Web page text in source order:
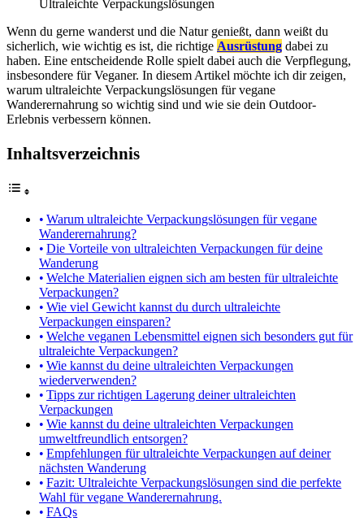
Ultraleichte Verpackungslösungen
Wenn du gerne wanderst und die Natur genießt, dann weißt du
sicherlich, wie wichtig es ist, die richtige Ausrüstung dabei zu
haben. Eine entscheidende Rolle spielt dabei auch die Verpflegung,
insbesondere für Veganer. In diesem Artikel möchte ich dir zeigen,
warum ultraleichte Verpackungslösungen für vegane
Wanderernahrung so wichtig sind und wie sie dein Outdoor-
Erlebnis verbessern können.
Inhaltsverzeichnis
Warum ultraleichte Verpackungslösungen für vegane
Wanderernahrung?
Die Vorteile von ultraleichten Verpackungen für deine
Wanderung
Welche Materialien eignen sich am besten für ultraleichte
Verpackungen?
Wie viel Gewicht kannst du durch ultraleichte
Verpackungen einsparen?
Welche veganen Lebensmittel eignen sich besonders gut für
ultraleichte Verpackungen?
Wie kannst du deine ultraleichten Verpackungen
wiederverwenden?
Tipps zur richtigen Lagerung deiner ultraleichten
Verpackungen
Wie kannst du deine ultraleichten Verpackungen
umweltfreundlich entsorgen?
Empfehlungen für ultraleichte Verpackungen auf deiner
nächsten Wanderung
Fazit: Ultraleichte Verpackungslösungen sind die perfekte
Wahl für vegane Wanderernahrung.
FAQs